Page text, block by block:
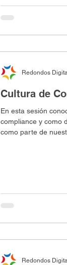
Cultura de
En esta sesión
compliance y como
como parte de
Redondos
Redondos